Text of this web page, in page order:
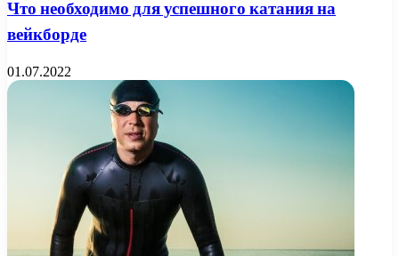
Что необходимо для успешного катания на
вейкборде
01.07.2022